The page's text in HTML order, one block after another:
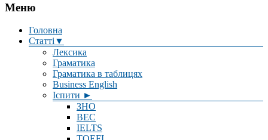
Меню
Головна
Статті▼
Лексика
Граматика
Граматика в таблицях
Business English
Іспити ►
ЗНО
BEC
IELTS